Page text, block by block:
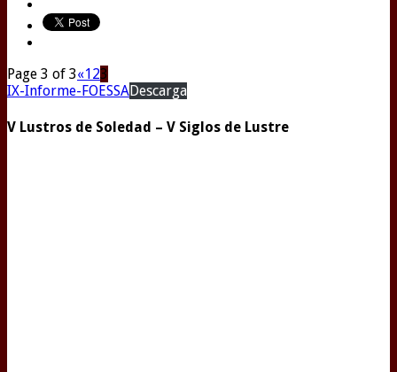
Page 3 of 3«1 23
IX-Informe-FOESSADescarga
V Lustros de Soledad – V Siglos de Lustre